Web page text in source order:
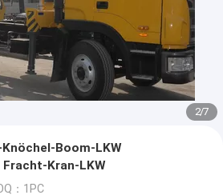
2/7
Boom-LKW
Kran-LKW
：1PC